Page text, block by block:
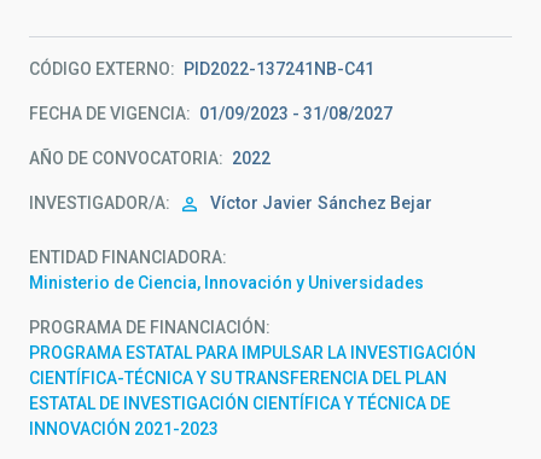
CÓDIGO EXTERNO PID2022-137241NB-C41
FECHA DE VIGENCIA 01/09/2023 - 31/08/2027
AÑO DE CONVOCATORIA 2022
INVESTIGADOR/A Víctor Javier Sánchez Bejar
ENTIDAD FINANCIADORA
Ministerio de Ciencia, Innovación y Universidades
PROGRAMA DE FINANCIACIÓN
PROGRAMA ESTATAL PARA IMPULSAR LA INVESTIGACIÓN
CIENTÍFICA-TÉCNICA Y SU TRANSFERENCIA DEL PLAN
ESTATAL DE INVESTIGACIÓN CIENTÍFICA Y TÉCNICA DE
INNOVACIÓN 2021-2023